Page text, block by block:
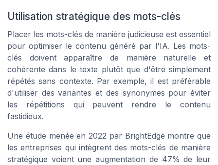
Utilisation stratégique des mots-clés
Placer les mots-clés de manière judicieuse est essentiel
pour optimiser le contenu généré par l'IA. Les mots-
clés doivent apparaître de manière naturelle et
cohérente dans le texte plutôt que d'être simplement
répétés sans contexte. Par exemple, il est préférable
d'utiliser des variantes et des synonymes pour éviter
les répétitions qui peuvent rendre le contenu
fastidieux.
Une étude menée en 2022 par BrightEdge montre que
les entreprises qui intègrent des mots-clés de manière
stratégique voient une augmentation de 47% de leur